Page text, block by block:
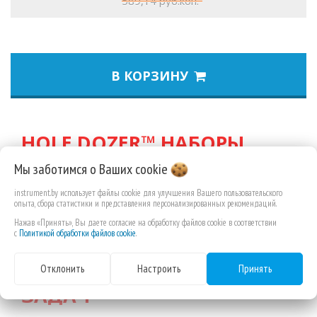
В КОРЗИНУ
HOLE DOZER™ НАБОРЫ
БИМЕТАЛЛИЧЕСКИХ
КОРОНОК С ДОБАВЛЕНИЕМ
КОБАЛЬТА
- ОБЕСПЕЧИВАЮТ
НЕПРЕВЗОЙДЕННУЮ
НАДЁЖНОСТЬ ДЛЯ
ТРУДНОВЫПОЛНИМЫХ
ЗАДАЧ
Мы заботимся о Вашихcookie
instrument.by использует файлы cookie для улучшения Вашего пользовательского
опыта, сбора статистики и представления персонализированных рекомендаций.
Нажав «Принять», Вы даете согласие на обработку файлов cookie в соответствии
с Политикой обработки файлов cookie.
Отклонить Настроить Принять